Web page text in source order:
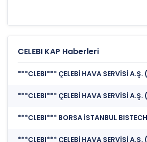
CELEBI KAP Haberleri